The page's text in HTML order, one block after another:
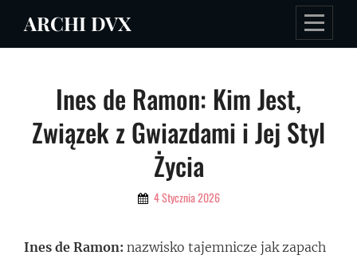
ARCHI DVX
Ines de Ramon: Kim Jest,
Związek z Gwiazdami i Jej Styl
Życia
By 4 Stycznia 2026
Ines de Ramon: nazwisko tajemnicze jak zapach
Nawigacja
wpisu